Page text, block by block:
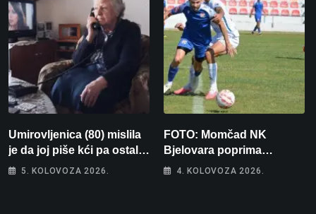
Umirovljenica (80) mislila
je da joj piše kći pa ostala
bez 1000 eura
5. KOLOVOZA 2026.
FOTO: Momčad NK
Bjelovara poprima
jesenski izgled
4. KOLOVOZA 2026.